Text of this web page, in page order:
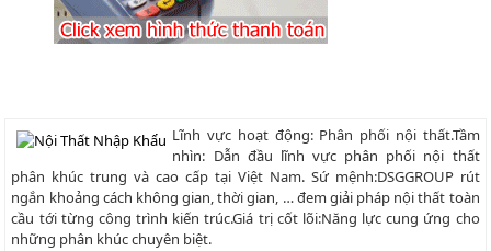
Lĩnh vực hoạt động: Phân phối nội thất.Tầm
nhìn: Dẫn đầu lĩnh vực phân phối nội thất
phân khúc trung và cao cấp tại Việt Nam. Sứ mệnh:DSGGROUP rút
ngắn khoảng cách không gian, thời gian, … đem giải pháp nội thất toàn
cầu tới từng công trình kiến trúc.Giá trị cốt lõi:Năng lực cung ứng cho
những phân khúc chuyên biệt.